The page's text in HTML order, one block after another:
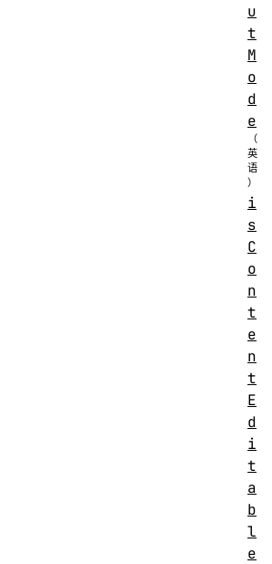
u
t
M
o
d
e
i
s
C
o
n
t
e
n
t
E
d
i
t
a
b
l
e